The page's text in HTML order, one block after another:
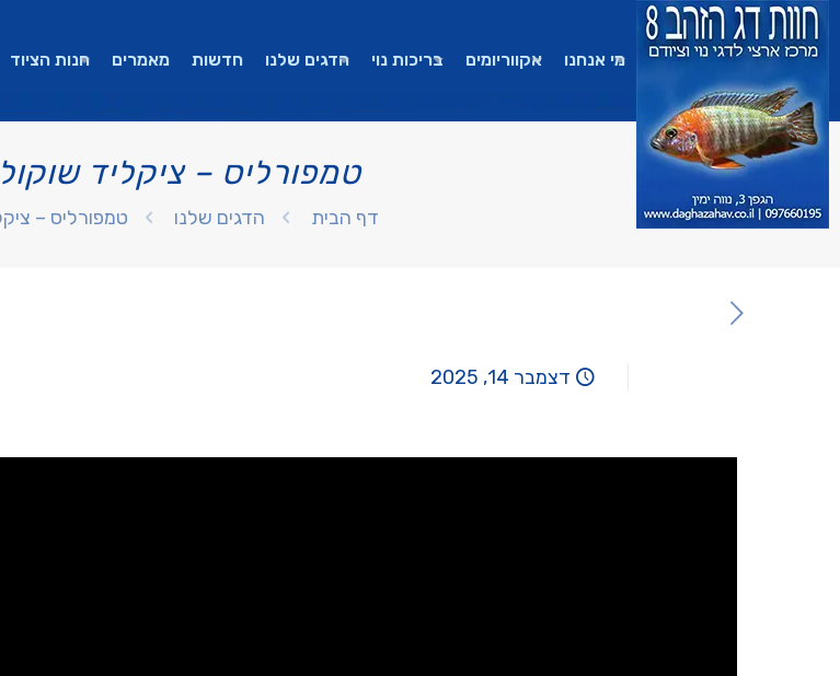
מי אנחנו אקווריומים בריכות נוי הדגים שלנו חדשות מאמרים חנות הציוד
טמפורליס – ציקליד
דף הבית הדגים שלנו טמפורליס –
דצמבר 14, 2025